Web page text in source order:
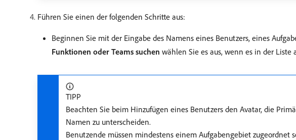
Führen Sie einen der folgenden Schritte aus:
Beginnen Sie mit der Eingabe des Namens eines Benutzers, eines
Funktionen oder Teams suchen wählen Sie es aus, wenn es in der
TIPP
Beachten Sie beim Hinzufügen eines Benutzers den Avatar, die
Namen zu unterscheiden.
Benutzende müssen mindestens einem Aufgabengebiet zugeordnet